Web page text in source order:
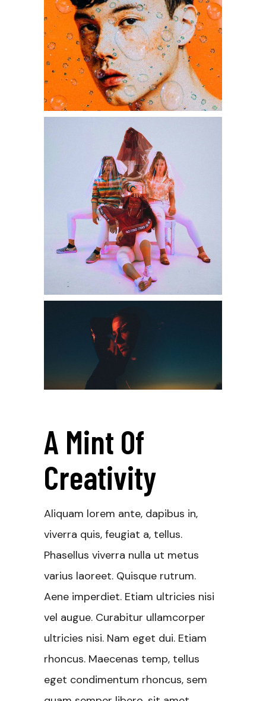
A Mint Of
Creativity
Aliquam lorem ante, dapibus in,
viverra quis, feugiat a, tellus.
Phasellus viverra nulla ut metus
varius laoreet. Quisque rutrum.
Aene imperdiet. Etiam ultricies nisi
vel augue. Curabitur ullamcorper
ultricies nisi. Nam eget dui. Etiam
rhoncus. Maecenas temp, tellus
eget condimentum rhoncus, sem